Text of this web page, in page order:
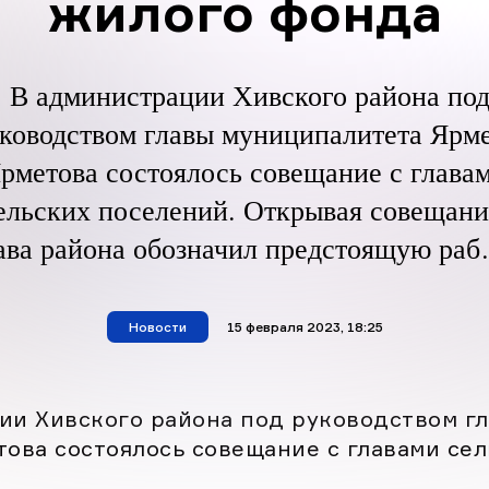
В администрации Хивского района под
главы муниципалитета
состоялось совещание с
поселений. Открывая
района обозначил предстоящую
система
ЖКХ сведений об объектах
Новости материал опубликован
15 февраля 2023, 18:25
Хивского района под руководством
состоялось совещание с главами